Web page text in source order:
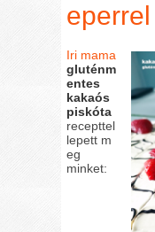
eperrel
Iri mama
gluténm
entes
kakaós
piskóta
recepttel
lepett m
eg
minket: